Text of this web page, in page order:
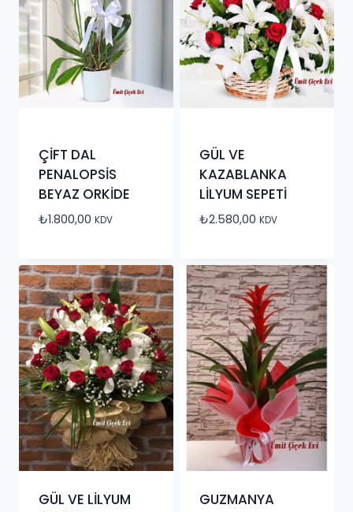
ÇİFT DAL
PENALOPSİS
BEYAZ ORKİDE
₺1.800,00 KDV
GÜL VE
KAZABLANKA
LİLYUM SEPETİ
₺2.580,00 KDV
GÜL VE LİLYUM
GUZMANYA